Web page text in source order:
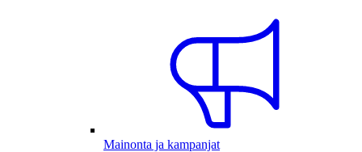
Mainonta ja kampanjat